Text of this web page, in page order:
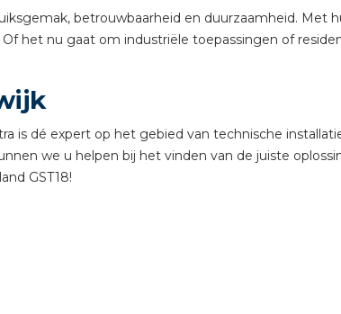
betrouwbaarheid en duurzaamheid. Met
het nu gaat om industriële toepassingen of
is dé expert op het gebied van technische
we u helpen bij het vinden van de juiste
GST18!
Wieland RST®